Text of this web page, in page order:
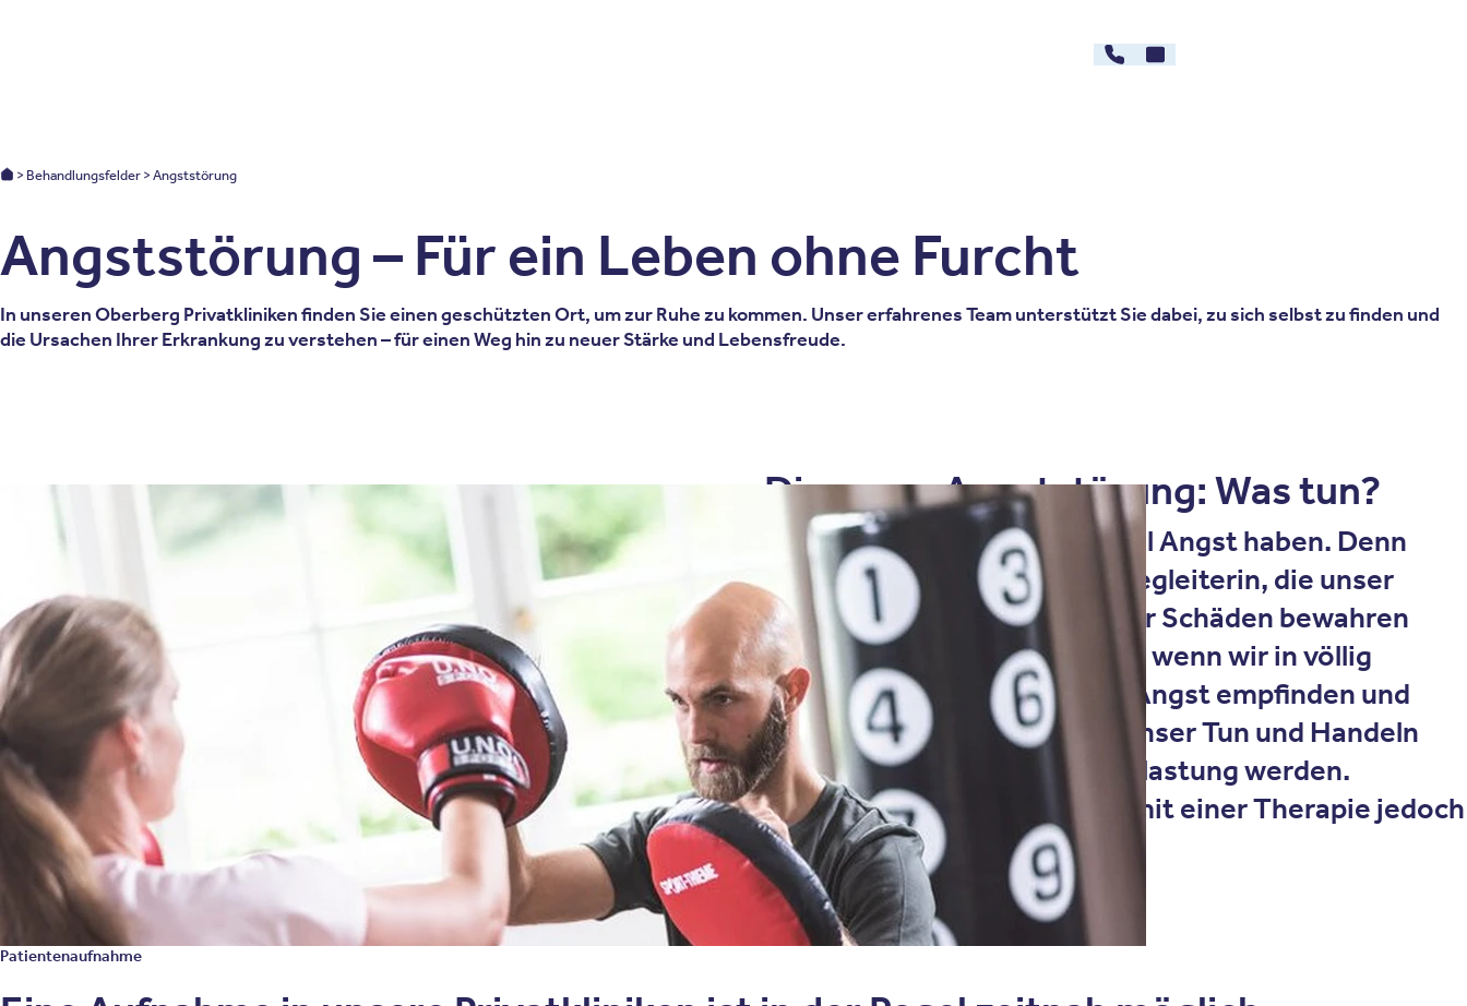
030 - 26478607
Kontakt
Oberberg Kliniken: Startseite
Behandlungsfelder Angststörung
Angststörung – Für ein Leben ohne Furcht
In unseren Oberberg Privatkliniken finden Sie einen geschützten Ort, um zur Ruhe zu kommen. Unser erfahrenes Team unterstützt Sie dabei, zu sich selbst zu finden und
die Ursachen Ihrer Erkrankung zu verstehen – für einen Weg hin zu neuer Stärke und Lebensfreude.
Diagnose Angststörung: Was tun?
Es ist gut, wenn wir manchmal Angst haben. Denn
Angst ist eine zuverlässige Begleiterin, die unser
Überleben sichern und uns vor Schäden bewahren
kann. Es ist jedoch belastend, wenn wir in völlig
unbegründeten Situationen Angst empfinden und
wenn diese Angstzustände unser Tun und Handeln
lähmen und zu einer Dauerbelastung werden.
Angststörungen lassen sich mit einer Therapie jedoch
behandeln und therapieren.
Patientenaufnahme